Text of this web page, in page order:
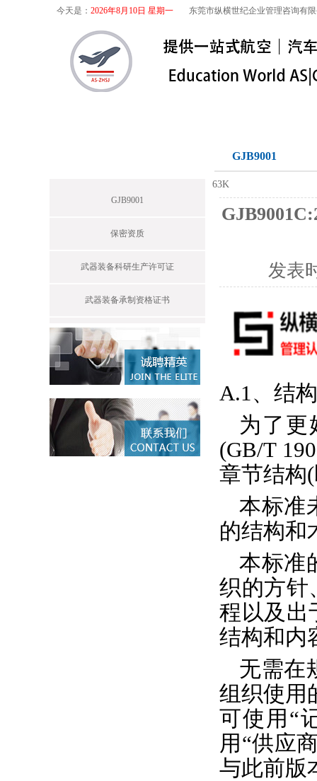
今天是： 2026年8月10日 星期一 东莞市纵横世纪企业管理咨询有
GJB9001
保密资质
武器装备科研生产许可证
武器装备承制资格证书
GJB9001
63K
发表
A.1、结
为了更
(GB/T
章节结构
本标准
的结构和
本标准
织的方针
程以及出
结构和内
无需在
组织使用
可使用“
用“供应
与此前版